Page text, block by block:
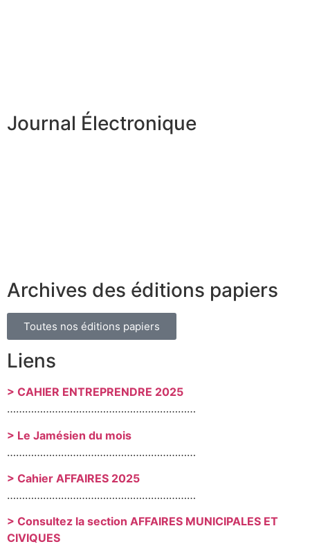
Journal Électronique
Archives des éditions papiers
Toutes nos éditions papiers
Liens
> CAHIER ENTREPRENDRE 2025
………………………………………………………
> Le Jamésien du mois
………………………………………………………
> Cahier AFFAIRES 2025
………………………………………………………
> Consultez la section AFFAIRES MUNICIPALES ET
CIVIQUES